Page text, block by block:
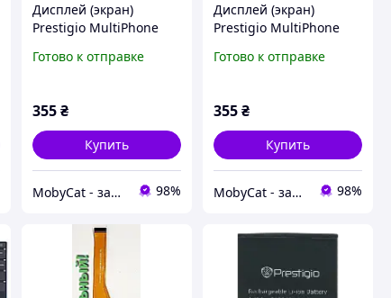
Дисплей (экран)
Prestigio MultiPhone
тачскрин (золотистый -
Готово к отправке
355 ₴
Купить
MobyCat - запчасти для мобильных телефонов и планшетов 98%
Дисплей (экран)
Prestigio MultiPhone
тачскрин (серый -
Готово к отправке
355₴
Купить
MobyCat - запчасти для мобильных телефонов и планшетов 98%